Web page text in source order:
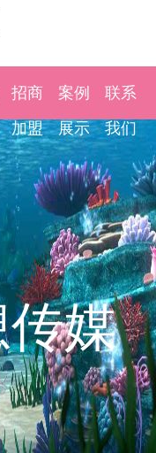
招商
加盟
案例
展示
联系
我们
媒